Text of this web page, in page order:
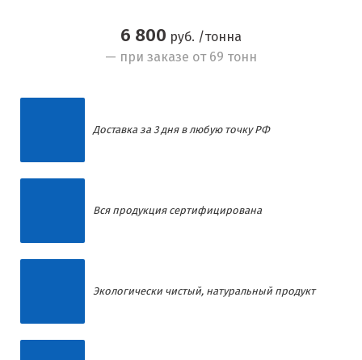
6 800 руб. /тонна
— при заказе от 69 тонн
Доставка за 3 дня в любую точку РФ
Вся продукция сертифицирована
Экологически чистый, натуральный продукт